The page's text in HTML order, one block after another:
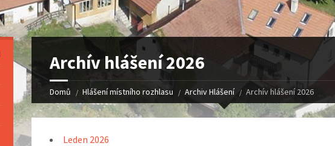
Archív hlášení 2026
Domů Hlášení místního rozhlasu Archiv Hlášení Archív hlášení 2026
Leden 2026